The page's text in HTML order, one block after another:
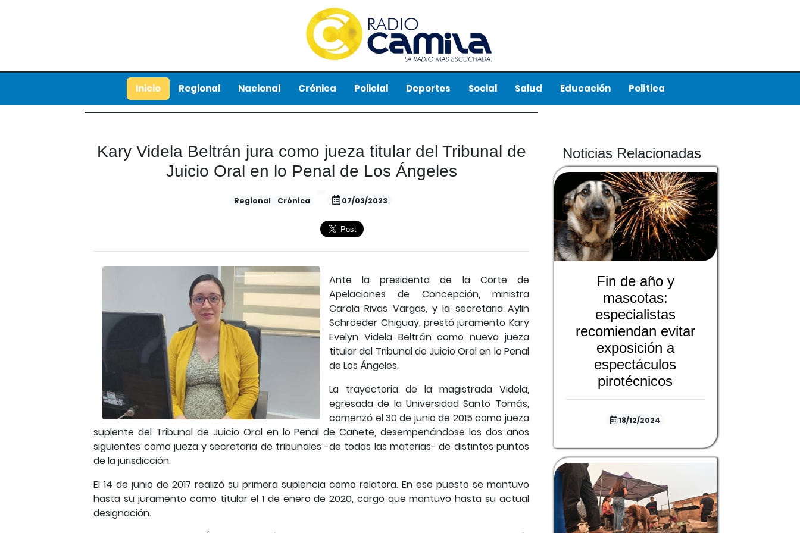
Inicio Regional Nacional Crónica Policial Deportes Social Salud Educación Política
Kary Videla Beltrán jura como jueza titular del Tribunal de
Juicio Oral en lo Penal de Los Ángeles
Regional Crónica 07/03/2023
Ante la presidenta de la Corte de
Apelaciones de Concepción, ministra
Carola Rivas Vargas, y la secretaria Aylin
Schröeder Chiguay, prestó juramento Kary
Evelyn Videla Beltrán como nueva jueza
titular del Tribunal de Juicio Oral en lo Penal
de Los Ángeles.
La trayectoria de la magistrada Videla,
egresada de la Universidad Santo Tomás,
comenzó el 30 de junio de 2015 como jueza
suplente del Tribunal de Juicio Oral en lo Penal de Cañete, desempeñándose los dos años
siguientes como jueza y secretaria de tribunales -de todas las materias- de distintos puntos
de la jurisdicción.
El 14 de junio de 2017 realizó su primera suplencia como relatora. En ese puesto se mantuvo
hasta su juramento como titular el 1 de enero de 2020, cargo que mantuvo hasta su actual
designación.
Noticias Relacionadas
Fin de año y
mascotas:
especialistas
recomiendan evitar
exposición a
espectáculos
pirotécnicos
18/12/2024